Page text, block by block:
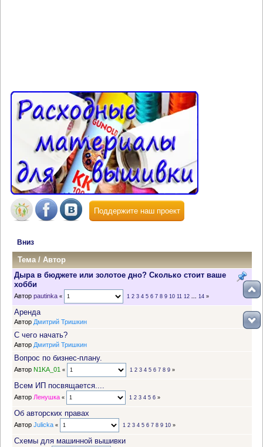
Поддержите наш проект
Вниз
Тема/Автор
Дыра в бюджете или золотое дно? Сколько стоит ваше
хобби
Автор pautinka « 1 2 3 4 5 6 7 8 9 10 11 12 ... 14»
Аренда
Автор Дмитрий Тришкин
С чего начать?
Автор Дмитрий Тришкин
Вопрос по бизнес-плану.
Автор N1KA_01 « 1 2 3 4 5 6 7 8 9»
Всем ИП посвящается....
Автор Ленушка « 1 2 3 4 5 6»
Об авторских правах
Автор Julicka « 1 2 3 4 5 6 7 8 9 10»
Схемы для машинной вышивки